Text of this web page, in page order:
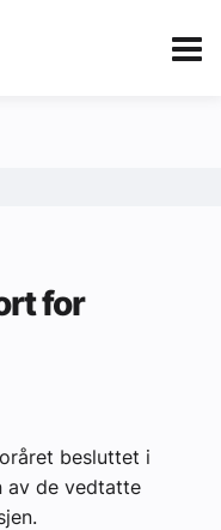
for
besluttet i
av de vedtatte